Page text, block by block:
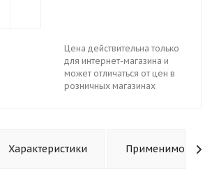
Цена действительна только
для интернет-магазина и
может отличаться от цен в
розничных магазинах
Характеристики Применимость